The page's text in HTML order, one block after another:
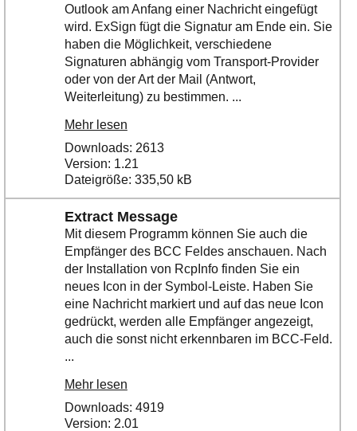
Outlook am Anfang einer Nachricht eingefügt
wird. ExSign fügt die Signatur am Ende ein. Sie
haben die Möglichkeit, verschiedene
Signaturen abhängig vom Transport-Provider
oder von der Art der Mail (Antwort,
Weiterleitung) zu bestimmen. ...
Mehr lesen
Downloads: 2613
Version: 1.21
Dateigröße: 335,50 kB
Extract Message
Mit diesem Programm können Sie auch die
Empfänger des BCC Feldes anschauen. Nach
der Installation von RcpInfo finden Sie ein
neues Icon in der Symbol-Leiste. Haben Sie
eine Nachricht markiert und auf das neue Icon
gedrückt, werden alle Empfänger angezeigt,
auch die sonst nicht erkennbaren im BCC-Feld.
...
Mehr lesen
Downloads: 4919
Version: 2.01